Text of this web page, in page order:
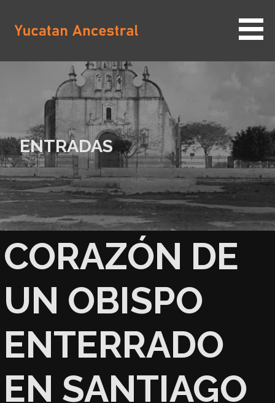
contenido
YUCATAN ANCESTRAL
ENTRADAS
CORAZÓN DE
UN OBISPO
ENTERRADO
EN SANTIAGO